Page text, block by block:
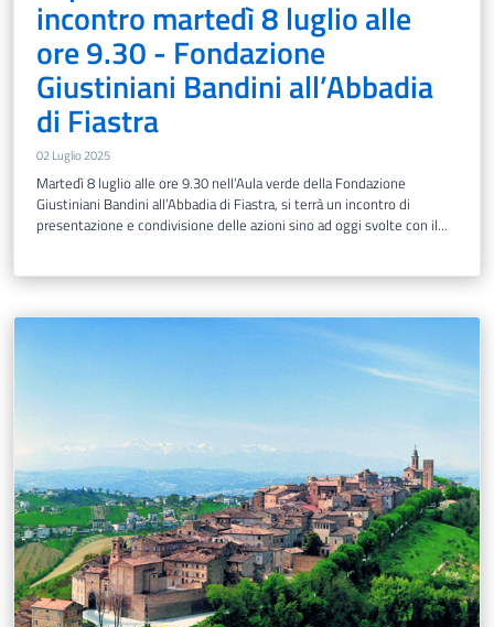
incontro martedì 8 luglio alle
ore 9.30 - Fondazione
Giustiniani Bandini all’Abbadia
di Fiastra
02 Luglio 2025
Martedì 8 luglio alle ore 9.30 nell’Aula verde della Fondazione
Giustiniani Bandini all’Abbadia di Fiastra, si terrà un incontro di
presentazione e condivisione delle azioni sino ad oggi svolte con il...